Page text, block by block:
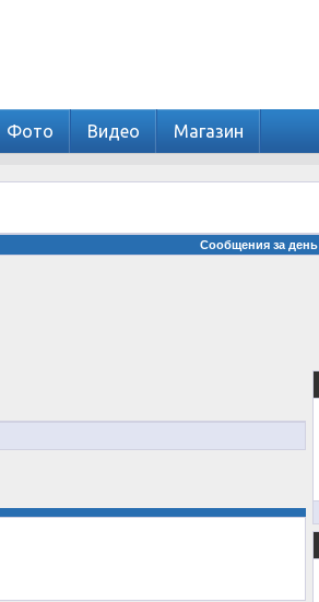
Фото Видео Магазин
Сообщения за день